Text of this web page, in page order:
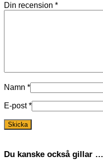
Din recension *
Namn *
E-post*
Du kanske också gillar …